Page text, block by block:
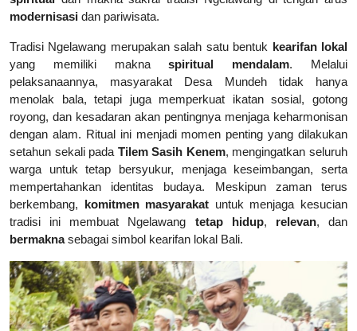
modernisasi dan pariwisata.
Tradisi Ngelawang merupakan salah satu bentuk kearifan lokal
yang memiliki maknaspiritual mendalam. Melalui
pelaksanaannya, masyarakat Desa Mundeh tidak hanya
menolak bala, tetapi juga memperkuat ikatan sosial, gotong
royong, dan kesadaran akan pentingnya menjaga keharmonisan
dengan alam. Ritual ini menjadi momen penting yang dilakukan
setahun sekali pada Tilem Sasih Kenem, mengingatkan seluruh
warga untuk tetap bersyukur, menjaga keseimbangan, serta
mempertahankan identitas budaya. Meskipun zaman terus
berkembang, komitmen masyarakat untuk menjaga kesucian
tradisi ini membuat Ngelawang tetap hidup, relevan, dan
bermaknasebagai simbol kearifan lokal Bali.